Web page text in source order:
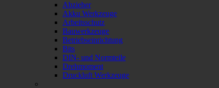
Abzieher
Akku Werkzeuge
Arbeitsschutz
Bauwerkzeuge
Betriebseinrichtung
Bits
DIN- und Normteile
Drehmoment
Druckluft Werkzeuge